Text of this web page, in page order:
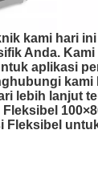
kami hari
Anda.
aplikasi
kami
lebih lanjut
Fleksibel